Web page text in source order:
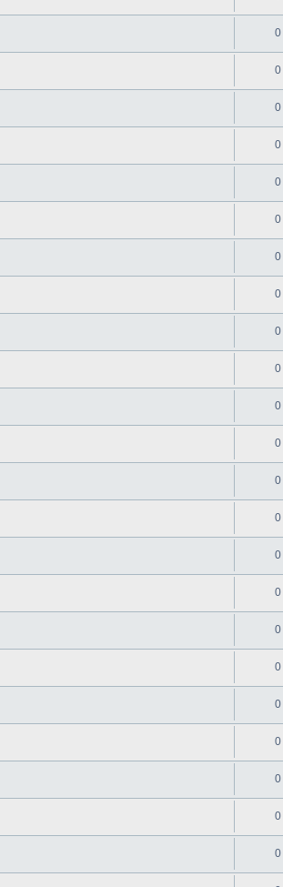
0
0
0
0
0
0
0
0
0
0
0
0
0
0
0
0
0
0
0
0
0
0
0